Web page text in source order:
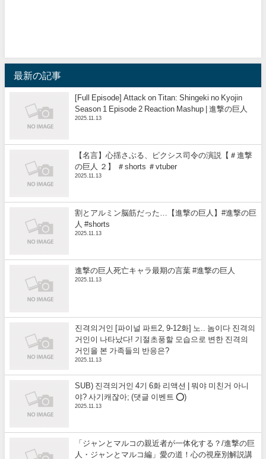
最新の記事
[Full Episode] Attack on Titan: Shingeki no Kyojin
Season 1 Episode 2 Reaction Mashup | 進撃の巨人
2025.11.13
【名言】心揺さぶる、ピクシス司令の演説【＃進撃
の巨人 ２】 ＃shorts ＃vtuber
2025.11.13
割とアルミン脳筋だった…【進撃の巨人】#進撃の巨
人 #shorts
2025.11.13
進撃の巨人死亡キャラ最期の言葉 #進撃の巨人
2025.11.13
진격의거인 [파이널 파트2, 9-12화] 노.. 놈이다 진격의
거인이 나타났다! 기절초풍할 모습으로 변한 진격의
거인을 본 가족들의 반응은?
2025.11.13
SUB) 진격의거인 4기 6화 리액션 | 뭐야 미친거 아니
야? 사기캐잖아; (댓글 이벤트 ⭕)
2025.11.13
「ジャンとマルコの親近者が一体化する？/進撃の巨
人・ジャンとマルコ編」愛の道！心の視座別解説講